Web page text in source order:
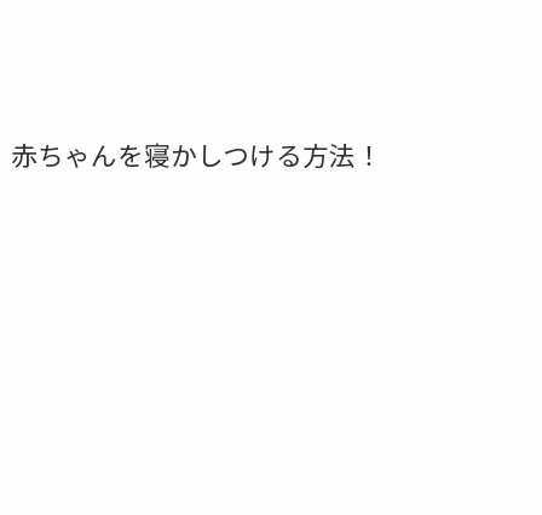
赤ちゃんを寝かしつける方法！